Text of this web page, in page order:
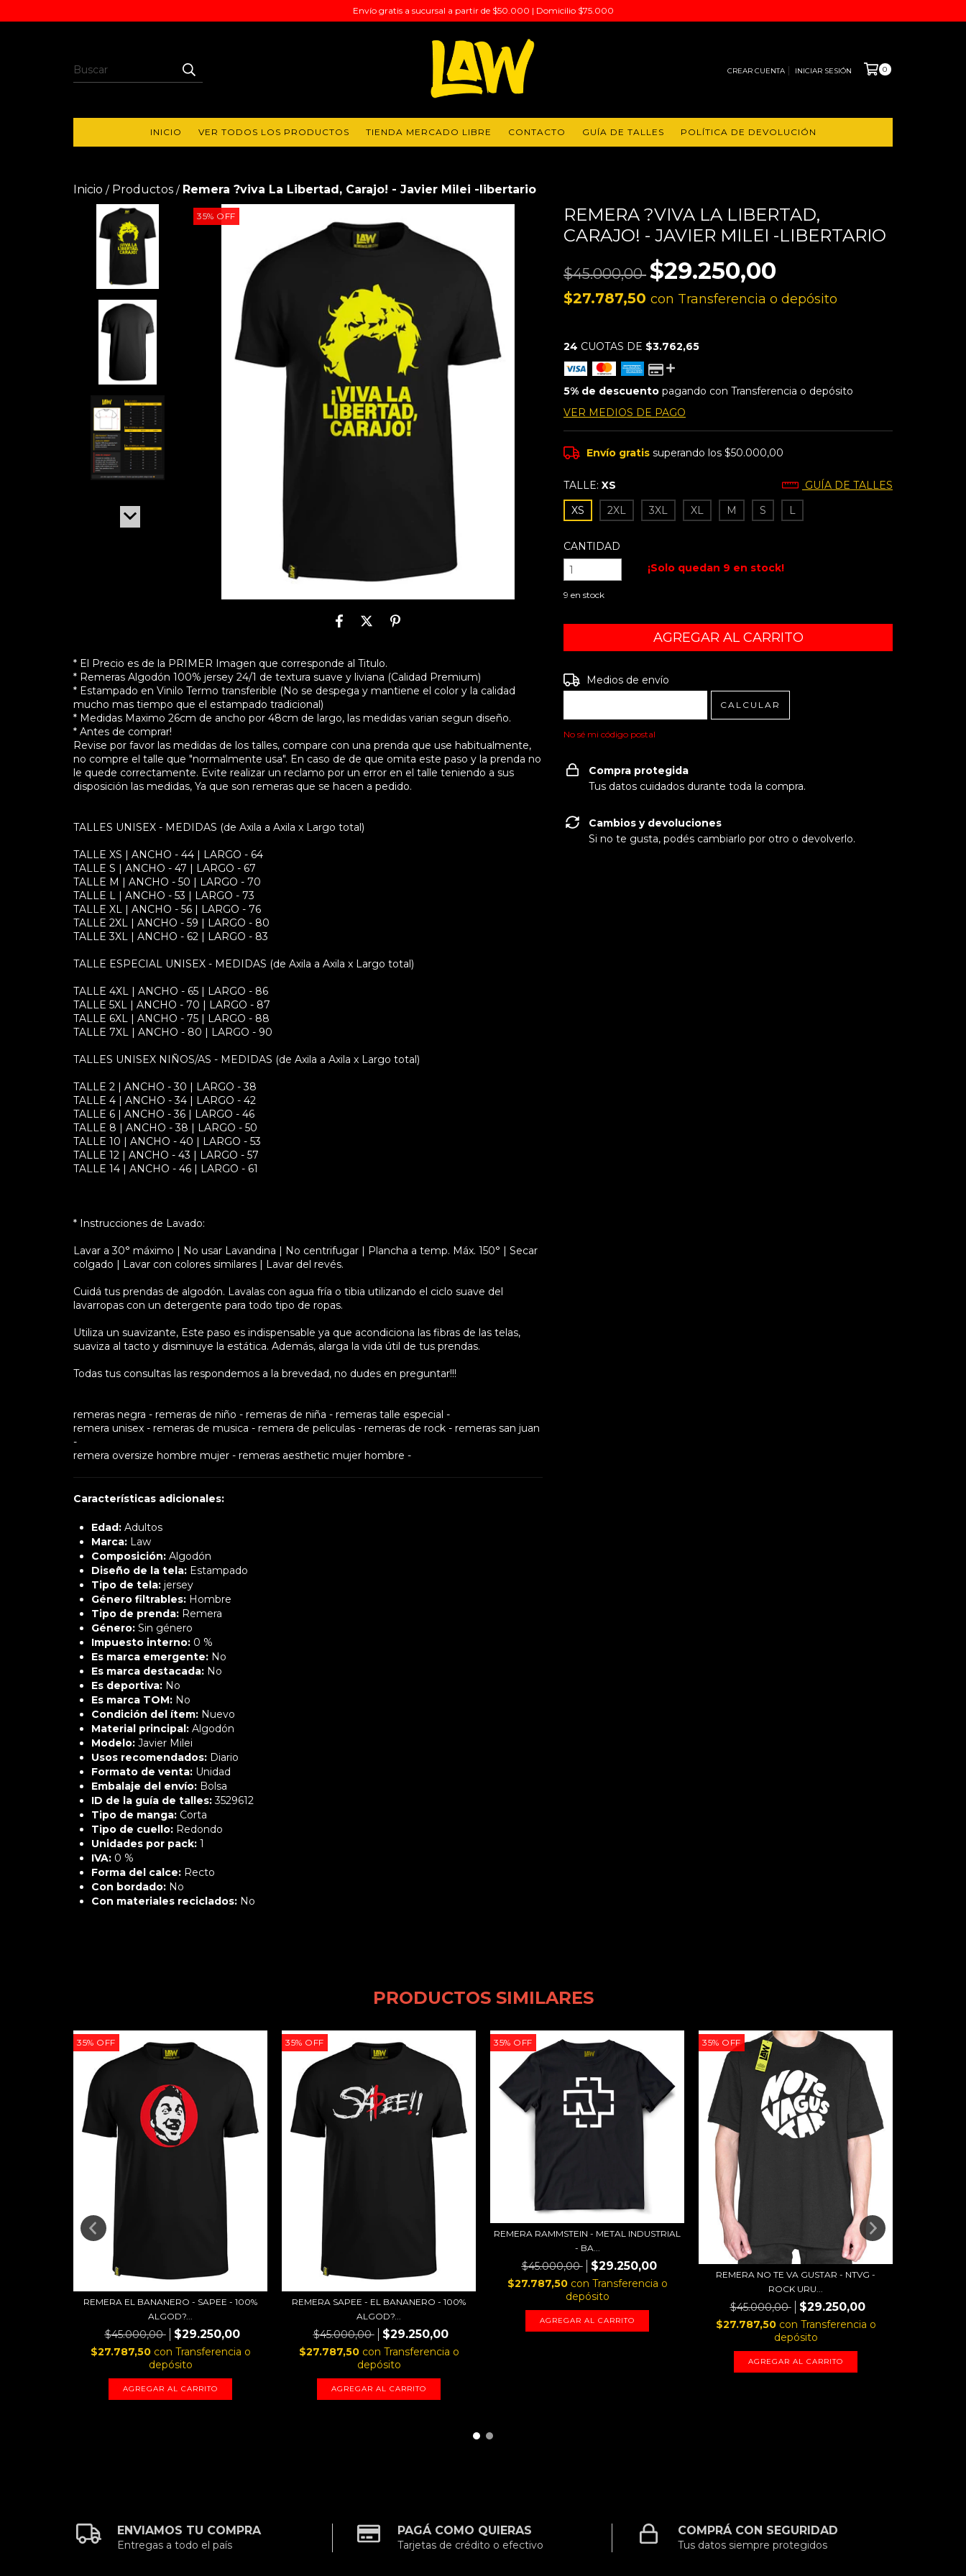
Envío gratis a sucursal a partir de $50.000 | Domicilio $75.000
CREAR CUENTA INICIAR SESIÓN 0
INICIO VER TODOS LOS PRODUCTOS TIENDA MERCADO LIBRE CONTACTO GUÍA DE TALLES POLÍTICA DE DEVOLUCIÓN
Inicio / Productos / Remera ?viva La Libertad, Carajo! - Javier Milei -libertario
35% OFF
* El Precio es de la PRIMER Imagen que corresponde al Titulo.
* Remeras Algodón 100% jersey 24/1 de textura suave y liviana (Calidad Premium)
* Estampado en Vinilo Termo transferible (No se despega y mantiene el color y la calidad
mucho mas tiempo que el estampado tradicional)
* Medidas Maximo 26cm de ancho por 48cm de largo, las medidas varian segun diseño.
* Antes de comprar!
Revise por favor las medidas de los talles, compare con una prenda que use habitualmente,
no compre el talle que "normalmente usa". En caso de de que omita este paso y la prenda no
le quede correctamente. Evite realizar un reclamo por un error en el talle teniendo a sus
disposición las medidas, Ya que son remeras que se hacen a pedido.
TALLES UNISEX - MEDIDAS (de Axila a Axila x Largo total)
TALLE XS | ANCHO - 44 | LARGO - 64
TALLE S | ANCHO - 47 | LARGO - 67
TALLE M | ANCHO - 50 | LARGO - 70
TALLE L | ANCHO - 53 | LARGO - 73
TALLE XL | ANCHO - 56 | LARGO - 76
TALLE 2XL | ANCHO - 59 | LARGO - 80
TALLE 3XL | ANCHO - 62 | LARGO - 83
TALLE ESPECIAL UNISEX - MEDIDAS (de Axila a Axila x Largo total)
TALLE 4XL | ANCHO - 65 | LARGO - 86
TALLE 5XL | ANCHO - 70 | LARGO - 87
TALLE 6XL | ANCHO - 75 | LARGO - 88
TALLE 7XL | ANCHO - 80 | LARGO - 90
TALLES UNISEX NIÑOS/AS - MEDIDAS (de Axila a Axila x Largo total)
TALLE 2 | ANCHO - 30 | LARGO - 38
TALLE 4 | ANCHO - 34 | LARGO - 42
TALLE 6 | ANCHO - 36 | LARGO - 46
TALLE 8 | ANCHO - 38 | LARGO - 50
TALLE 10 | ANCHO - 40 | LARGO - 53
TALLE 12 | ANCHO - 43 | LARGO - 57
TALLE 14 | ANCHO - 46 | LARGO - 61
* Instrucciones de Lavado:
Lavar a 30° máximo | No usar Lavandina | No centrifugar | Plancha a temp. Máx. 150° | Secar
colgado | Lavar con colores similares | Lavar del revés.
Cuidá tus prendas de algodón. Lavalas con agua fría o tibia utilizando el ciclo suave del
lavarropas con un detergente para todo tipo de ropas.
Utiliza un suavizante, Este paso es indispensable ya que acondiciona las fibras de las telas,
suaviza al tacto y disminuye la estática. Además, alarga la vida útil de tus prendas.
Todas tus consultas las respondemos a la brevedad, no dudes en preguntar!!!
remeras negra - remeras de niño - remeras de niña - remeras talle especial -
remera unisex - remeras de musica - remera de peliculas - remeras de rock - remeras san juan
-
remera oversize hombre mujer - remeras aesthetic mujer hombre -
Características adicionales:
Edad: Adultos
Marca: Law
Composición: Algodón
Diseño de la tela: Estampado
Tipo de tela: jersey
Género filtrables: Hombre
Tipo de prenda: Remera
Género: Sin género
Impuesto interno: 0 %
Es marca emergente: No
Es marca destacada: No
Es deportiva: No
Es marca TOM: No
Condición del ítem: Nuevo
Material principal: Algodón
Modelo: Javier Milei
Usos recomendados: Diario
Formato de venta: Unidad
Embalaje del envío: Bolsa
ID de la guía de talles:3529612
Tipo de manga: Corta
Tipo de cuello: Redondo
Unidades por pack: 1
IVA: 0 %
Forma del calce: Recto
Con bordado: No
Con materiales reciclados: No
REMERA ?VIVA LA LIBERTAD,
CARAJO! - JAVIER MILEI -LIBERTARIO
$45.000,00 $29.250,00
$27.787,50con Transferencia o depósito
24 CUOTAS DE $3.762,65
5% de descuento pagando con Transferencia o depósito
VER MEDIOS DE PAGO
Envío gratis superando los$50.000,00
TALLE: XS
GUÍA DE TALLES
XS
2XL 3XL XL M S L
CANTIDAD
9 en stock
¡Solo quedan 9 en stock!
Entregas para el CP:
Medios de envío
CALCULAR
No sé mi código postal
Compra protegida
Tus datos cuidados durante toda la compra.
Cambios y devoluciones
Si no te gusta, podés cambiarlo por otro o devolverlo.
PRODUCTOS SIMILARES
35% OFF
REMERA EL BANANERO - SAPEE - 100%
ALGOD?...
$45.000,00 $29.250,00
$27.787,50 con Transferencia o
depósito
AGREGAR AL CARRITO
35% OFF
REMERA SAPEE - EL BANANERO - 100%
ALGOD?...
$45.000,00 $29.250,00
$27.787,50 con Transferencia o
depósito
AGREGAR AL CARRITO
35% OFF
REMERA RAMMSTEIN - METAL INDUSTRIAL
- BA...
$45.000,00 $29.250,00
$27.787,50 con Transferencia o
depósito
AGREGAR AL CARRITO
35% OFF
REMERA NO TE VA GUSTAR - NTVG -
ROCK URU...
$45.000,00 $29.250,00
$27.787,50 con Transferencia o
depósito
AGREGAR AL CARRITO
ENVIAMOS TU COMPRA
Entregas a todo el país
PAGÁ COMO QUIERAS
Tarjetas de crédito o efectivo
COMPRÁ CON SEGURIDAD
Tus datos siempre protegidos